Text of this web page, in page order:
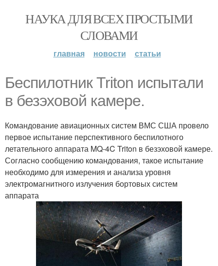
НАУКА ДЛЯ ВСЕХ ПРОСТЫМИ
СЛОВАМИ
главная новости статьи
Беспилотник Triton испытали
в безэховой камере.
Командование авиационных систем ВМС США провело
первое испытание перспективного беспилотного
летательного аппарата MQ-4C Triton в безэховой камере.
Согласно сообщению командования, такое испытание
необходимо для измерения и анализа уровня
электромагнитного излучения бортовых систем
аппарата